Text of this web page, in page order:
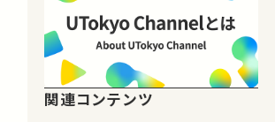
関連コンテンツ